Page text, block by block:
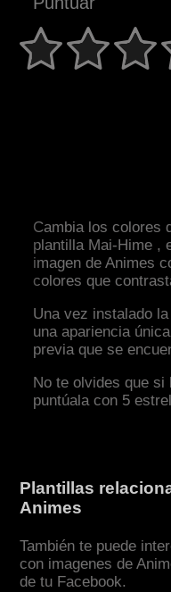
Cambia los colores
plantilla Mai-Hime ,
imagen de Animes
colores que
Una vez instalado
una apariencia
previa que se
No te olvides que si
puntúala con 5
Plantillas
Animes
También te puede
con imagenes de
de tu Facebook.